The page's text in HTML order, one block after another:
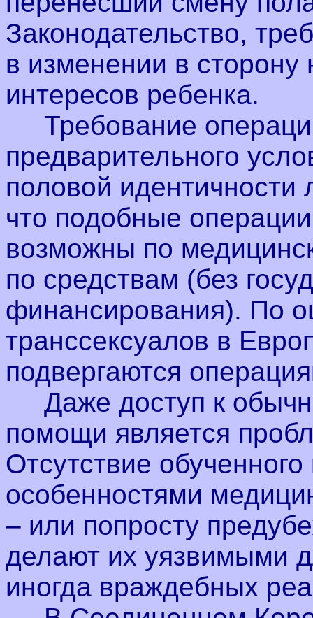
Законодательство,
в изменении в
интересов ребенка.
Требование
предварительного
половой идентичности
что подобные
возможны по
по средствам (без
финансирования). По
транссексуалов в
подвергаются
Даже доступ к
помощи является
Отсутствие
особенностями
– или попросту
делают их уязвимыми
иногда враждебных